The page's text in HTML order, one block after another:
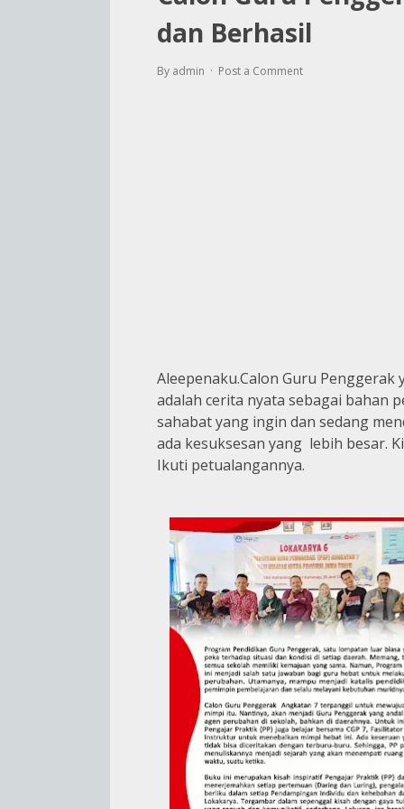
dan Berhasil
By admin Post a Comment
Aleepenaku.Calon Guru Penggerak
adalah cerita nyata sebagai bahan
sahabat yang ingin dan sedang
ada kesuksesan yang lebih besar.
Ikuti petualangannya.